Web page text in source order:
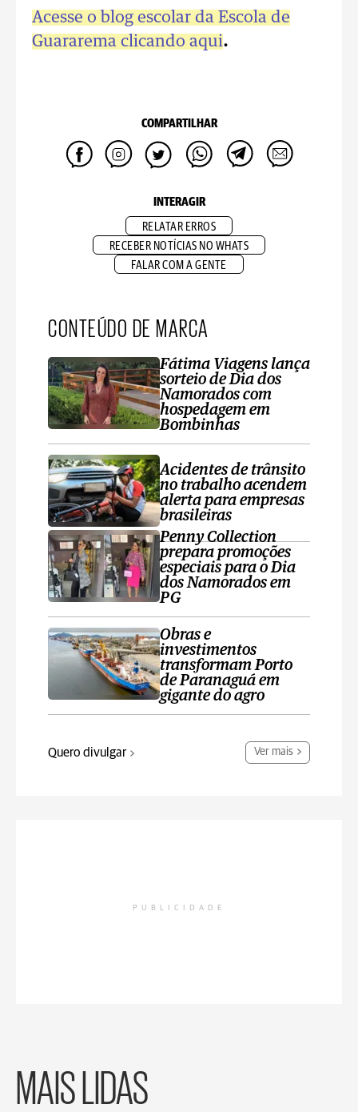
Acesse o blog escolar da Escola de
Guararema clicando aqui.
COMPARTILHAR
INTERAGIR
RELATAR ERROS
RECEBER NOTÍCIAS NO WHATS
FALAR COM A GENTE
CONTEÚDO DE MARCA
Fátima Viagens lança
sorteio de Dia dos
Namorados com
hospedagem em
Bombinhas
Acidentes de trânsito
no trabalho acendem
alerta para empresas
brasileiras
Penny Collection
prepara promoções
especiais para o Dia
dos Namorados em
PG
Obras e
investimentos
transformam Porto
de Paranaguá em
gigante do agro
Quero divulgar Ver mais
PUBLICIDADE
MAIS LIDAS